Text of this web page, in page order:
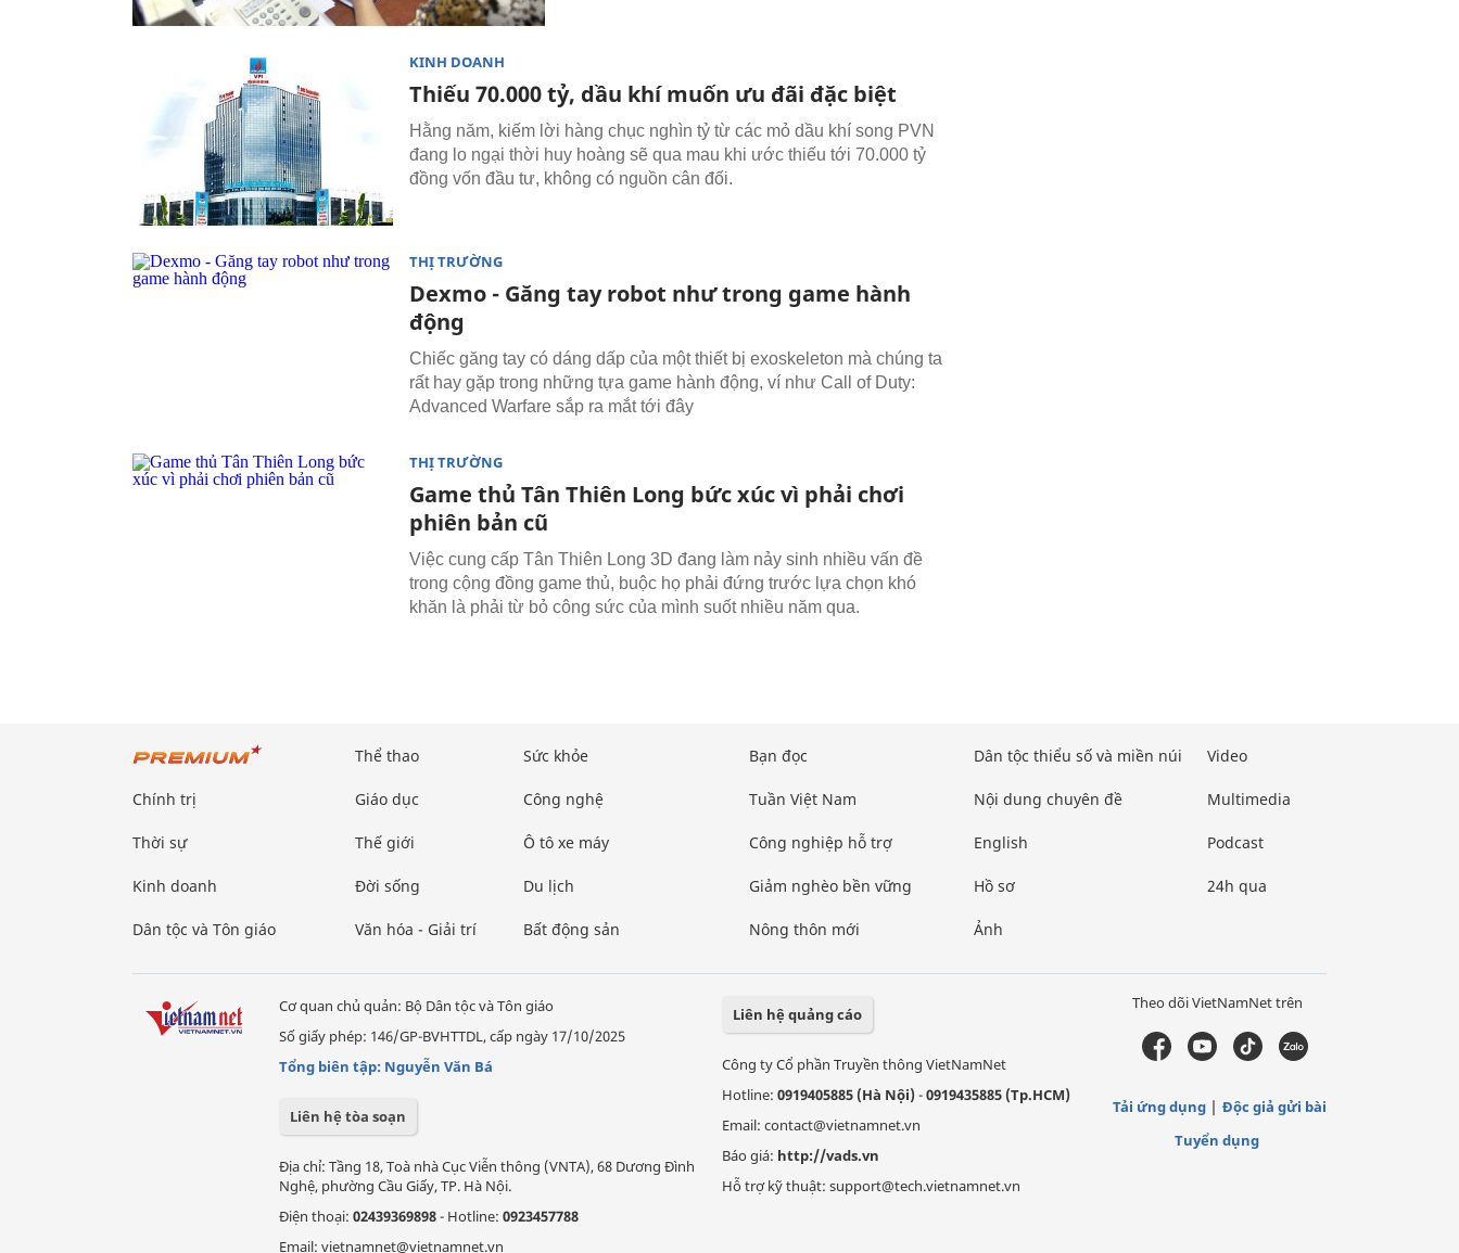
KINH DOANH
Thiếu 70.000 tỷ, dầu khí muốn ưu đãi đặc biệt
Hằng năm, kiếm lời hàng chục nghìn tỷ từ các mỏ dầu khí song PVN
đang lo ngại thời huy hoàng sẽ qua mau khi ước thiếu tới 70.000 tỷ
đồng vốn đầu tư, không có nguồn cân đối.
THỊ TRƯỜNG
Dexmo - Găng tay robot như trong game hành
động
Chiếc găng tay có dáng dấp của một thiết bị exoskeleton mà chúng ta
rất hay gặp trong những tựa game hành động, ví như Call of Duty:
Advanced Warfare sắp ra mắt tới đây
THỊ TRƯỜNG
Game thủ Tân Thiên Long bức xúc vì phải chơi
phiên bản cũ
Việc cung cấp Tân Thiên Long 3D đang làm nảy sinh nhiều vấn đề
trong cộng đồng game thủ, buộc họ phải đứng trước lựa chọn khó
khăn là phải từ bỏ công sức của mình suốt nhiều năm qua.
Chính trị
Thời sự
Kinh doanh
Dân tộc và Tôn giáo
Thể thao
Giáo dục
Thế giới
Đời sống
Văn hóa - Giải trí
Sức khỏe
Công nghệ
Ô tô xe máy
Du lịch
Bất động sản
Bạn đọc
Tuần Việt Nam
Công nghiệp hỗ trợ
Giảm nghèo bền vững
Nông thôn mới
Dân tộc thiểu số và miền núi
Nội dung chuyên đề
English
Hồ sơ
Ảnh
Video
Multimedia
Podcast
24h qua
Cơ quan chủ quản: Bộ Dân tộc và Tôn giáo
Số giấy phép: 146/GP-BVHTTDL, cấp ngày 17/10/2025
Tổng biên tập: Nguyễn Văn Bá
Liên hệ tòa soạn
Địa chỉ: Tầng 18, Toà nhà Cục Viễn thông (VNTA), 68 Dương Đình
Nghệ, phường Cầu Giấy, TP. Hà Nội.
Điện thoại: 02439369898- Hotline: 0923457788
Email: vietnamnet@vietnamnet.vn
Liên hệ quảng cáo
Công ty Cổ phần Truyền thông VietNamNet
Hotline: 0919405885 (Hà Nội)-0919435885 (Tp.HCM)
Email: contact@vietnamnet.vn
Báo giá: http://vads.vn
Hỗ trợ kỹ thuật: support@tech.vietnamnet.vn
Theo dõi VietNamNet trên
Tải ứng dụng
Độc giả gửi bài
Tuyển dụng